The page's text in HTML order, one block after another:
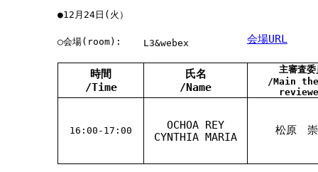
●12月24日(火）
○会場(room): L3&webex 会場URL
時間
/Time
氏名
/Name
主審査委
/Main
16:00-17:00
OCHOA REY
CYNTHIA MARIA
松原 崇